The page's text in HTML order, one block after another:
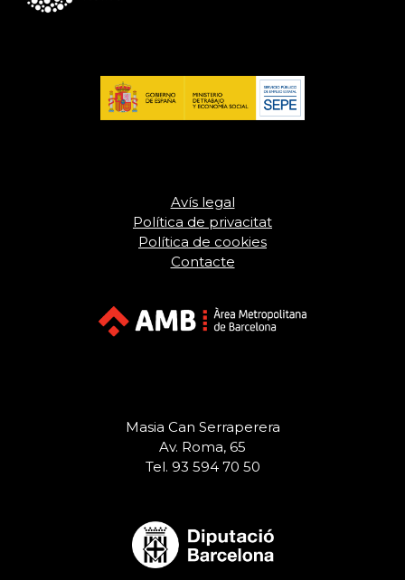
Avís legal
Política de privacitat
Política de cookies
Contacte
Masia Can Serraperera
Av. Roma, 65
Tel. 93 594 70 50